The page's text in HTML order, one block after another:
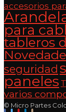
accesorios
para
tableros
seguridad
paneles
varios
© Micro Partes